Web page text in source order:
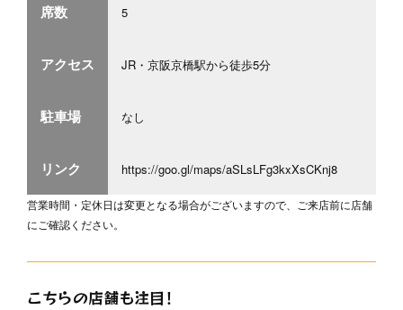
席数 5
アクセス JR・京阪京橋駅から徒歩5分
駐車場 なし
リンク https://goo.gl/maps/aSLsLFg3kxXsCKnj8
営業時間・定休日は変更となる場合がございますので、ご来店前に店舗
にご確認ください。
こちらの店舗も注目！